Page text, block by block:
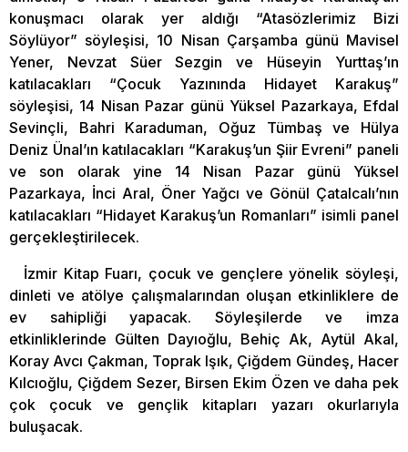
konuşmacı olarak yer aldığı “Atasözlerimiz Bizi
Söylüyor” söyleşisi, 10 Nisan Çarşamba günü Mavisel
Yener, Nevzat Süer Sezgin ve Hüseyin Yurttaş’ın
katılacakları “Çocuk Yazınında Hidayet Karakuş”
söyleşisi, 14 Nisan Pazar günü Yüksel Pazarkaya, Efdal
Sevinçli, Bahri Karaduman, Oğuz Tümbaş ve Hülya
Deniz Ünal’ın katılacakları “Karakuş’un Şiir Evreni” paneli
ve son olarak yine 14 Nisan Pazar günü Yüksel
Pazarkaya, İnci Aral, Öner Yağcı ve Gönül Çatalcalı’nın
katılacakları “Hidayet Karakuş’un Romanları” isimli panel
gerçekleştirilecek.
İzmir Kitap Fuarı, çocuk ve gençlere yönelik söyleşi,
dinleti ve atölye çalışmalarından oluşan etkinliklere de
ev sahipliği yapacak. Söyleşilerde ve imza
etkinliklerinde Gülten Dayıoğlu, Behiç Ak, Aytül Akal,
Koray Avcı Çakman, Toprak Işık, Çiğdem Gündeş, Hacer
Kılcıoğlu, Çiğdem Sezer, Birsen Ekim Özen ve daha pek
çok çocuk ve gençlik kitapları yazarı okurlarıyla
buluşacak.